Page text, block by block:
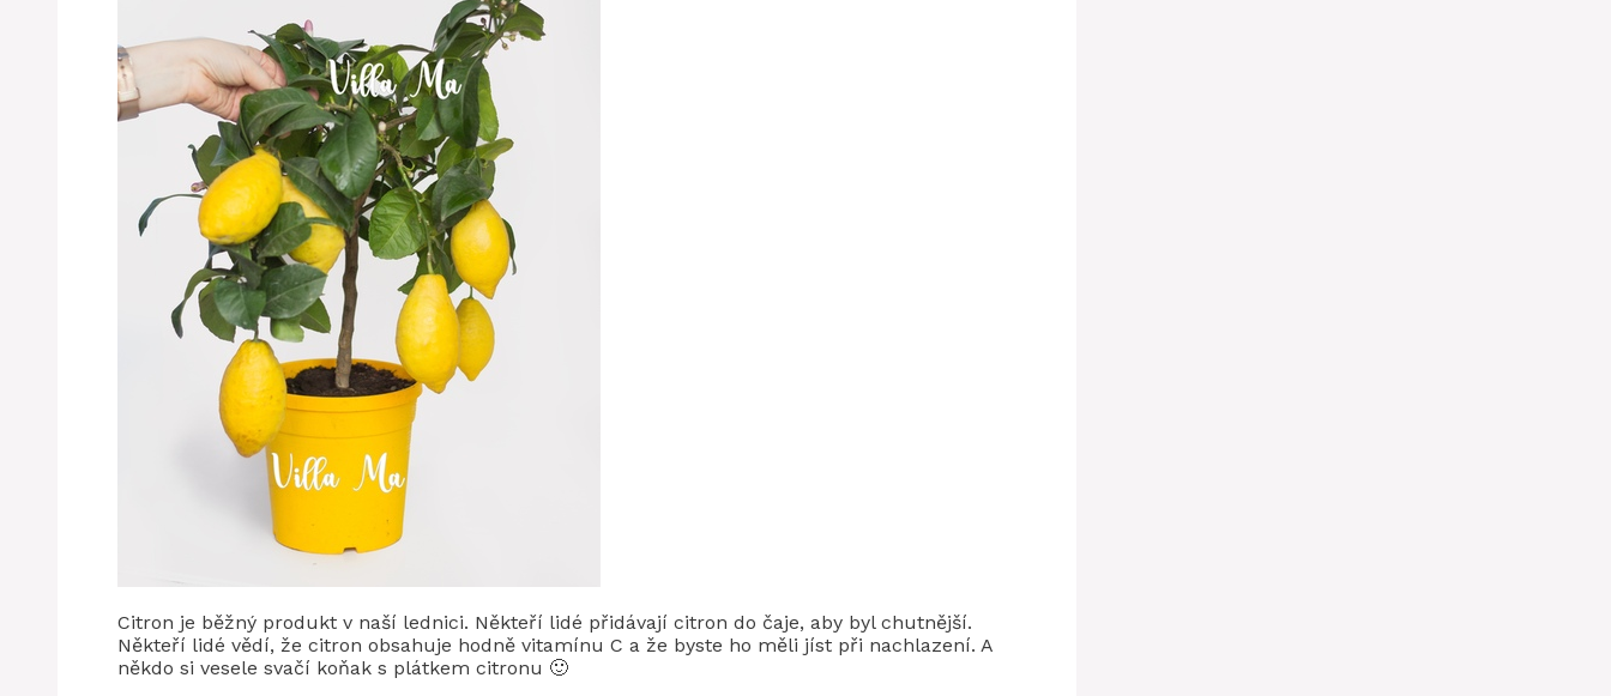
Citron je běžný produkt v naší lednici. Někteří lidé přidávají citron do čaje, aby byl chutnější.
Někteří lidé vědí, že citron obsahuje hodně vitamínu C a že byste ho měli jíst při nachlazení. A
někdo si vesele svačí koňak s plátkem citronu 🙂